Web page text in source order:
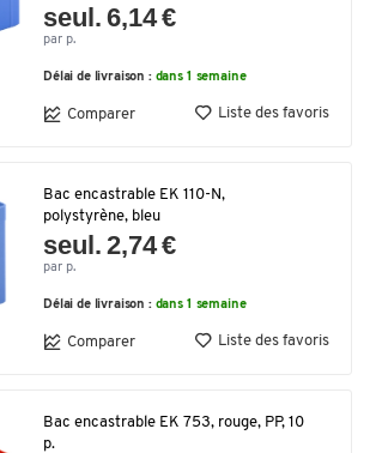
seul. 6,14 €
par p.
Délai de livraison : dans 1 semaine
Comparer Liste des favoris
Bac encastrable EK 110-N,
polystyrène, bleu
seul. 2,74 €
par p.
Délai de livraison : dans 1 semaine
Comparer Liste des favoris
Bac encastrable EK 753, rouge, PP, 10
p.